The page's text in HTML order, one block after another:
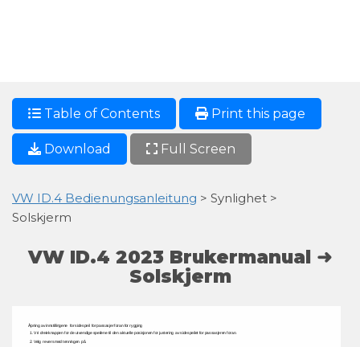
Table of Contents Print this page
Download Full Screen
VW ID.4 Bedienungsanleitung > Synlighet >
Solskjerm
VW ID.4 2023 Brukermanual ➜
Solskjerm
2. Velg revers med tenningen på.
Åpning av innstillingene for sidespeil for passasjer foran for rygging
1. Vri dreieknappen for de utvendige speilene til den aktuelle posisjonen for justering av sidespeilet for passasjeren foran.